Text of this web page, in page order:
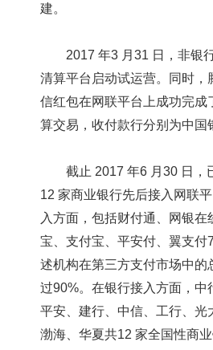
建。
2017 年3 月31 日，非银
清算平台启动试运营。同时，
信红包在网联平台上成功完成
算交易，收付款行分别为中国
截止 2017 年6 月30 日，
12 家商业银行先后接入网联
入方面，包括财付通、网银在
宝、支付宝、平安付、翼支付
述机构在第三方支付市场中的
过90%。在银行接入方面，中
平安、建行、中信、工行、光
渤海、华夏共12 家全国性商